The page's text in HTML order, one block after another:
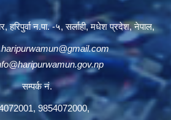
हरिपुर्वा न.पा. -५, सर्लाही, मधेश प्रदेश, नेपाल,
सम्पर्क नं.
9854072000,